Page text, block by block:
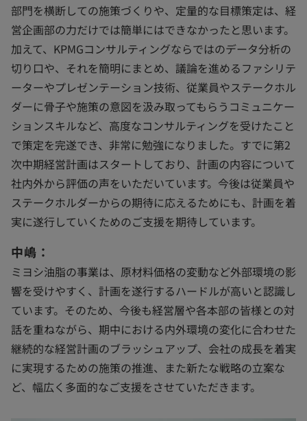
部門を横断しての施策づくりや、定量的な目標策定は、経
営企画部の力だけでは簡単にはできなかったと思います。
加えて、KPMGコンサルティングならではのデータ分析の
切り口や、それを簡明にまとめ、議論を進めるファシリテ
ーターやプレゼンテーション技術、従業員やステークホル
ダーに骨子や施策の意図を汲み取ってもらうコミュニケー
ションスキルなど、高度なコンサルティングを受けたこと
で策定を完遂でき、非常に勉強になりました。すでに第2
次中期経営計画はスタートしており、計画の内容について
社内外から評価の声をいただいています。今後は従業員や
ステークホルダーからの期待に応えるためにも、計画を着
実に遂行していくためのご支援を期待しています。
中嶋：
ミヨシ油脂の事業は、原材料価格の変動など外部環境の影
響を受けやすく、計画を遂行するハードルが高いと認識し
ています。そのため、今後も経営層や各本部の皆様との対
話を重ねながら、期中における内外環境の変化に合わせた
継続的な経営計画のブラッシュアップ、会社の成長を着実
に実現するための施策の推進、また新たな戦略の立案な
ど、幅広く多面的なご支援をさせていただきます。